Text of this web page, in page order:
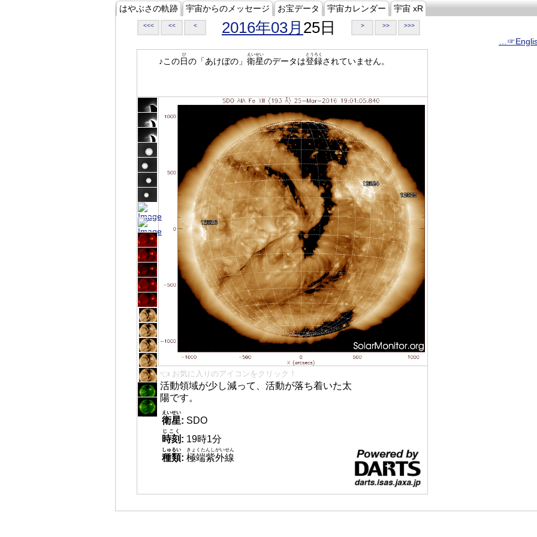
はやぶさの軌跡 宇宙からのメッセージ お宝データ 宇宙カレンダー 宇宙 xR
<<< << < 2016年03月 25日 > >> >>>
♪この日
ひ
の「あけぼの」 衛星
えいせい
のデータは登録
とうろく
されていません。
👈 お気に入りのアイコンをクリック！
活動領域が少し減って、活動が落ち着いた太
陽です。
衛星
えいせい
: SDO
時刻
じこく
: 19時1分
種類
しゅるい
: 極端紫外線
きょくたんしがいせん